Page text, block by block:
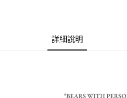
詳細說明